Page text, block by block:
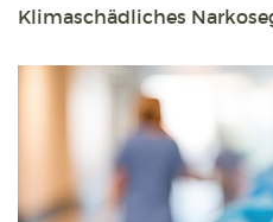
Klimaschädliches